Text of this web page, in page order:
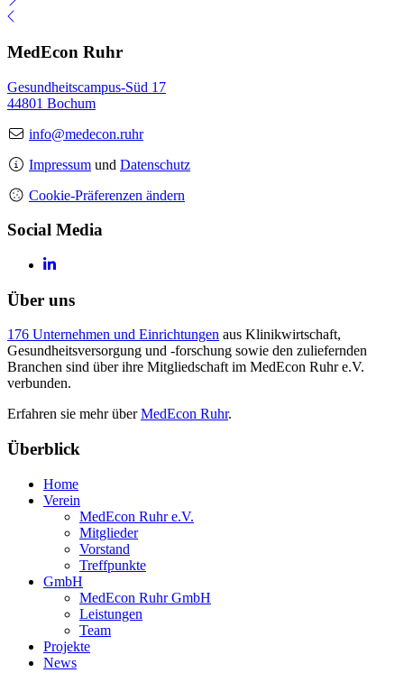
MedEcon Ruhr
Gesundheitscampus-Süd 17
44801 Bochum
info@medecon.ruhr
Impressum und Datenschutz
Cookie-Präferenzen ändern
Social Media
Über uns
176 Unternehmen und Einrichtungen aus Klinikwirtschaft,
Gesundheitsversorgung und -forschung sowie den zuliefernden
Branchen sind über ihre Mitgliedschaft im MedEcon Ruhr e.V.
verbunden.
Erfahren sie mehr überMedEcon Ruhr.
Überblick
Home
Verein
MedEcon Ruhr e.V.
Mitglieder
Vorstand
Treffpunkte
GmbH
MedEcon Ruhr GmbH
Leistungen
Team
Projekte
News